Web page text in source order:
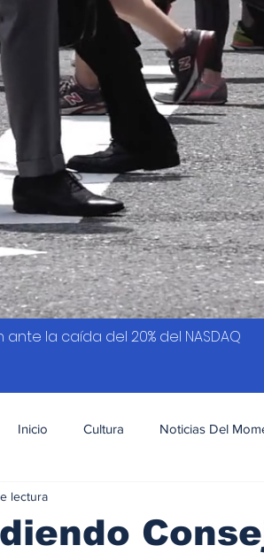
la caída del 20% del NASDAQ
Inicio Cultura Noticias Del
Opinión
lectura